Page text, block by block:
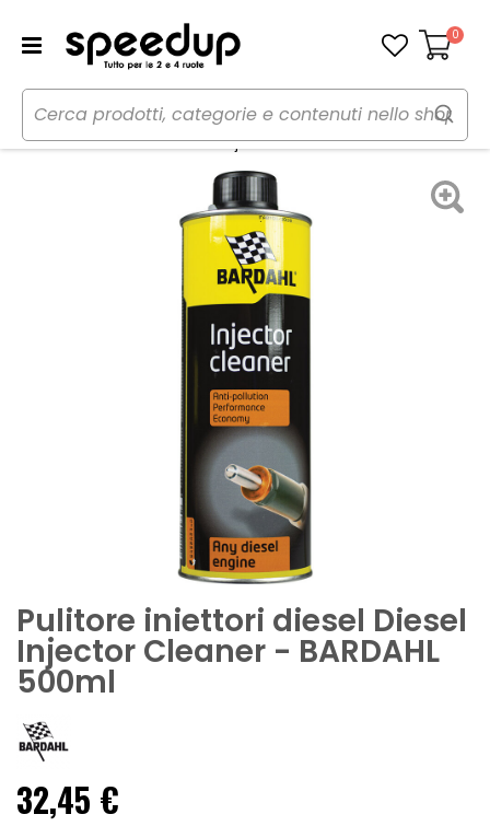
Carrello
0
Home Auto Additivi e trattamenti
Pulitore
Pulitore iniettori diesel Diesel Injector Cleaner - BARDAHL
Pulitore iniettori diesel Diesel
Injector Cleaner - BARDAHL
500ml
32,45 €